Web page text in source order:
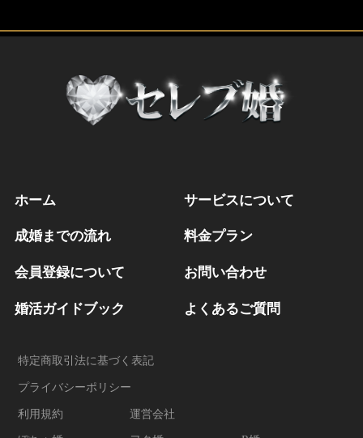
ホーム サービスについて
成婚までの流れ 料金プラン
会員登録について お問い合わせ
婚活ガイドブック よくあるご質問
特定商取引法に基づく表記
プライバシーポリシー
利用規約 運営会社